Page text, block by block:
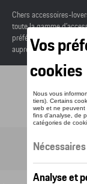
Chers accessoires-
toute la gamme
préférée sous forme de
auprès de votre